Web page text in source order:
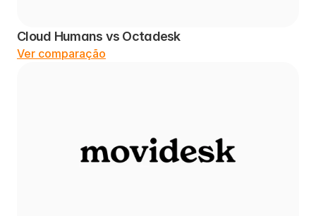
Cloud Humans vs Octadesk
Ver comparação